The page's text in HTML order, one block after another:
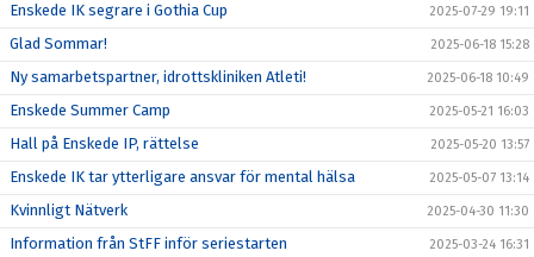
Enskede IK segrare i Gothia Cup 2025-07-29 19:11
Glad Sommar! 2025-06-18 15:28
Ny samarbetspartner, idrottskliniken Atleti! 2025-06-18 10:49
Enskede Summer Camp 2025-05-21 16:03
Hall på Enskede IP, rättelse 2025-05-20 13:57
Enskede IK tar ytterligare ansvar för mental hälsa 2025-05-07 13:14
Kvinnligt Nätverk 2025-04-30 11:30
Information från StFF inför seriestarten 2025-03-24 16:31